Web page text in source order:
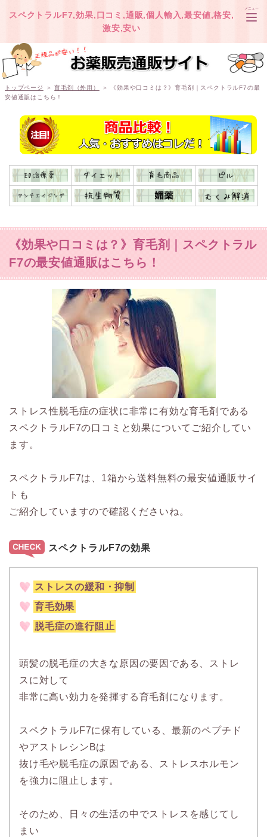
スペクトラルF7,効果,口コミ,通販,個人輸入,最安値,格安,
激安,安い
メニュー
TOP
オオサカ堂
ベストケンコー
トップページ ＞育毛剤（外用）
＞ 《効果や口コミは？》育毛剤｜スペクトラルF7の最
安値通販はこちら！
《効果や口コミは？》育毛剤｜スペクトラル
F7の最安値通販はこちら！
ストレス性脱毛症の症状に非常に有効な育毛剤である
スペクトラルF7の口コミと効果についてご紹介してい
ます。
スペクトラルF7は、1箱から送料無料の最安値通販サイ
トも
ご紹介していますので確認くださいね。
スペクトラルF7の効果
ストレスの緩和・抑制
育毛効果
脱毛症の進行阻止
頭髪の脱毛症の大きな原因の要因である、ストレ
スに対して
非常に高い効力を発揮する育毛剤になります。
スペクトラルF7に保有している、最新のペプチド
やアストレシンBは
抜け毛や脱毛症の原因である、ストレスホルモン
を強力に阻止します。
そのため、日々の生活の中でストレスを感じてし
まい